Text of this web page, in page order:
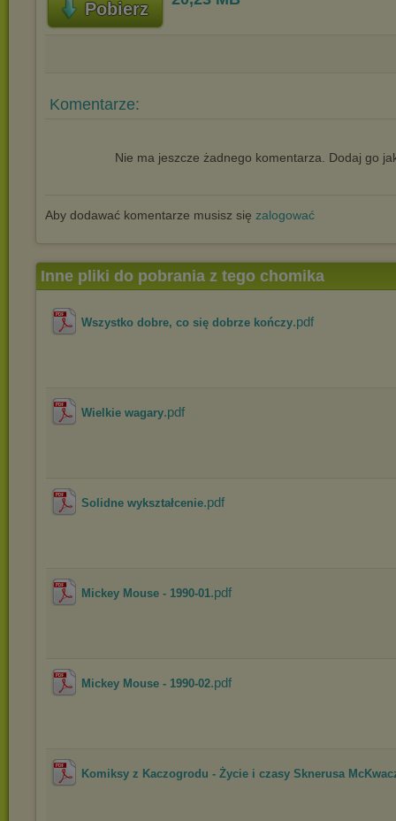
Pobierz
Komentarze:
Nie ma jeszcze żadnego komentarza. Dodaj go
Aby dodawać komentarze musisz się zalogować
Inne pliki do pobrania z tego chomika
Wszystko dobre, co się dobrze kończy.pdf
Wielkie wagary.pdf
Solidne wykształcenie.pdf
Mickey Mouse - 1990-01.pdf
Mickey Mouse - 1990-02.pdf
Komiksy z Kaczogrodu - Życie i czasy Sknerusa